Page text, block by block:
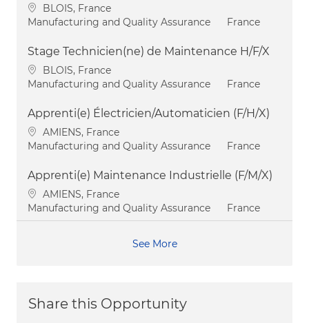
Location
BLOIS, France
Category
Manufacturing and Quality Assurance France
Stage Technicien(ne) de Maintenance H/F/X
Location
BLOIS, France
Category
Manufacturing and Quality Assurance France
Apprenti(e) Électricien/Automaticien (F/H/X)
Location
AMIENS, France
Category
Manufacturing and Quality Assurance France
Apprenti(e) Maintenance Industrielle (F/M/X)
Location
AMIENS, France
Category
Manufacturing and Quality Assurance France
See More
Share this Opportunity